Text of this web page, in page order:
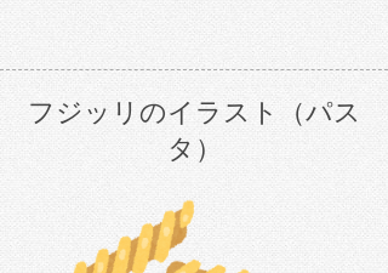
フジッリのイラスト（パス
タ）